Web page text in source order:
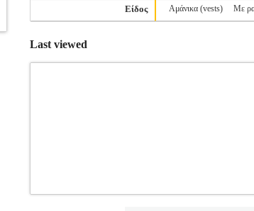
Είδος Αμάνικα (vests) Με
Last viewed